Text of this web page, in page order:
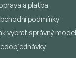
a platba
podmínky
vybrat správný model